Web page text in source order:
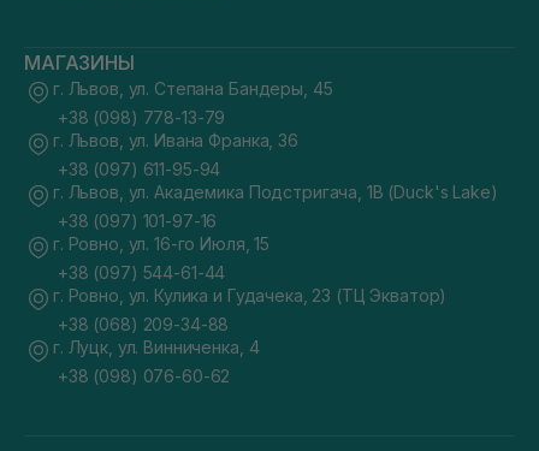
МАГАЗИНЫ
г. Львов, ул. Степана Бандеры, 45
+38 (098) 778-13-79
г. Львов, ул. Ивана Франка, 36
+38 (097) 611-95-94
г. Львов, ул. Академика Подстригача, 1В (Duck's Lake)
+38 (097) 101-97-16
г. Ровно, ул. 16-го Июля, 15
+38 (097) 544-61-44
г. Ровно, ул. Кулика и Гудачека, 23 (ТЦ Экватор)
+38 (068) 209-34-88
г. Луцк, ул. Винниченка, 4
+38 (098) 076-60-62